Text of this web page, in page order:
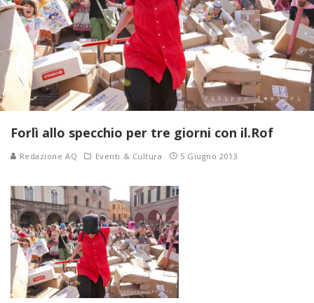
Forlì allo specchio per tre giorni con il.Rof
Redazione AQ Eventi & Cultura 5 Giugno 2013